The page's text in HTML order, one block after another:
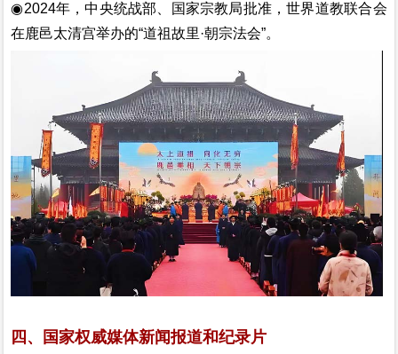
◉2024年，中央统战部、国家宗教局批准，世界道教联合会
在鹿邑太清宫举办的“道祖故里·朝宗法会”。
四、国家权威媒体新闻报道和纪录片